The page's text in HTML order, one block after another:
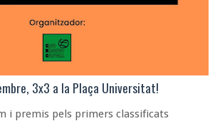
3x3 a la Plaça Universitat!
i premis pels primers classificats